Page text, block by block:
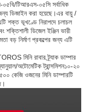
টিআরএস-০৫সি সর্বাধিক
জন্য ডিজাইন করা হয়েছে।এর বায়ু /
শক্ত ভূখণ্ডে নিরাপদে চলাচল
শক্তিশালী ডিজেল ইঞ্জিন ভারী
বড় নির্মাণ প্রকল্পের জন্য এটি
মিনি রাবার ট্র্যাক ডাম্পার
অটোমেটিক ট্রান্সমিশন১০-২০
কেজি ওজনের মিনি ডাম্পারটি